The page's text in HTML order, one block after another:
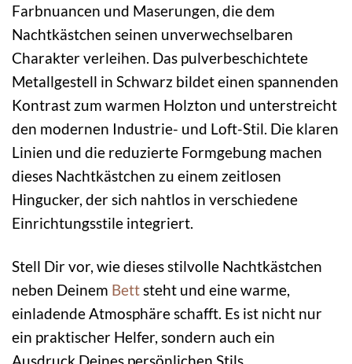
Farbnuancen und Maserungen, die dem
Nachtkästchen seinen unverwechselbaren
Charakter verleihen. Das pulverbeschichtete
Metallgestell in Schwarz bildet einen spannenden
Kontrast zum warmen Holzton und unterstreicht
den modernen Industrie- und Loft-Stil. Die klaren
Linien und die reduzierte Formgebung machen
dieses Nachtkästchen zu einem zeitlosen
Hingucker, der sich nahtlos in verschiedene
Einrichtungsstile integriert.
Stell Dir vor, wie dieses stilvolle Nachtkästchen
neben Deinem Bett steht und eine warme,
einladende Atmosphäre schafft. Es ist nicht nur
ein praktischer Helfer, sondern auch ein
Ausdruck Deines persönlichen Stils.